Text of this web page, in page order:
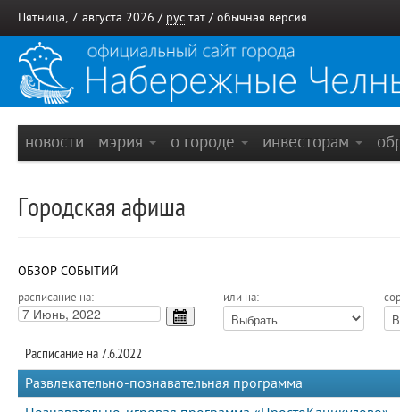
Пятница, 7 августа 2026 / рус тат / обычная версия
новости мэрия о городе инвесторам
Городская афиша
ОБЗОР СОБЫТИЙ
расписание на: или на:
Расписание на 7.6.2022
Развлекательно-познавательная программа